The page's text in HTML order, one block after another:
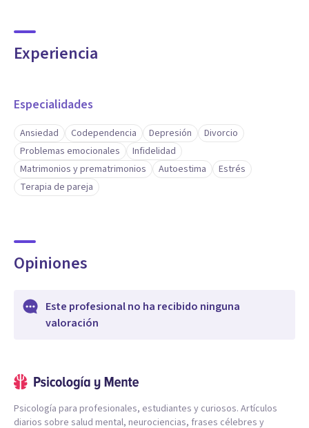
Experiencia
Especialidades
Ansiedad Codependencia Depresión
Divorcio
Problemas emocionales
Infidelidad
Matrimonios y prematrimonios
Autoestima
Estrés
Terapia de pareja
Opiniones
Este profesional no ha recibido ninguna
valoración
Psicología para profesionales, estudiantes y curiosos. Artículos
diarios sobre salud mental, neurociencias, frases célebres y